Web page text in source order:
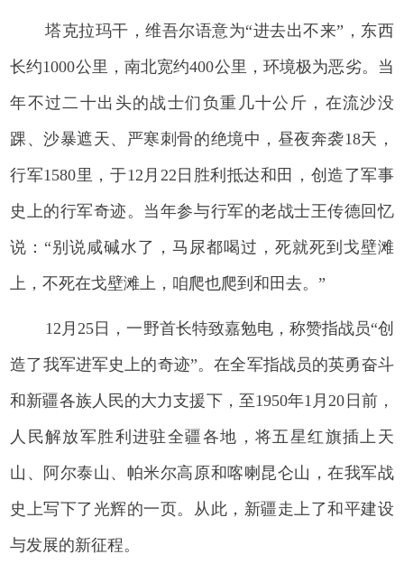
塔克拉玛干，维吾尔语意为“进去出不来”，东西
长约1000公里，南北宽约400公里，环境极为恶劣。当
年不过二十出头的战士们负重几十公斤，在流沙没
踝、沙暴遮天、严寒刺骨的绝境中，昼夜奔袭18天，
行军1580里，于12月22日胜利抵达和田，创造了军事
史上的行军奇迹。当年参与行军的老战士王传德回忆
说：“别说咸碱水了，马尿都喝过，死就死到戈壁滩
上，不死在戈壁滩上，咱爬也爬到和田去。”
12月25日，一野首长特致嘉勉电，称赞指战员“创
造了我军进军史上的奇迹”。在全军指战员的英勇奋斗
和新疆各族人民的大力支援下，至1950年1月20日前，
人民解放军胜利进驻全疆各地，将五星红旗插上天
山、阿尔泰山、帕米尔高原和喀喇昆仑山，在我军战
史上写下了光辉的一页。从此，新疆走上了和平建设
与发展的新征程。